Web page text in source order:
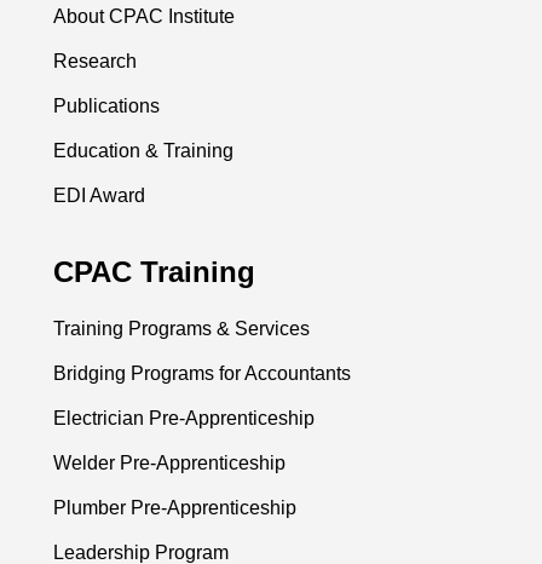
About CPAC Institute
Research
Publications
Education & Training
EDI Award
CPAC Training
Training Programs & Services
Bridging Programs for Accountants
Electrician Pre-Apprenticeship
Welder Pre-Apprenticeship
Plumber Pre-Apprenticeship
Leadership Program